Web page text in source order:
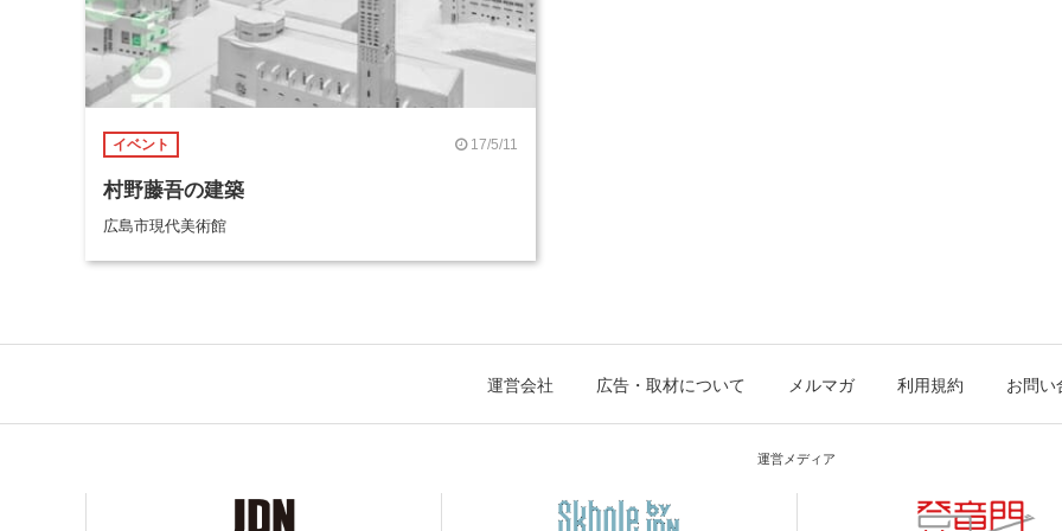
イベント 17/5/11
村野藤吾の建築
広島市現代美術館
運営会社 広告・取材について メルマガ 利用規約 お問い
運営メディア